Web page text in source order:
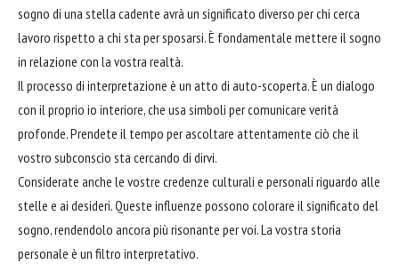
sogno di una stella cadente avrà un significato diverso per chi cerca
lavoro rispetto a chi sta per sposarsi. È fondamentale mettere il sogno
in relazione con la vostra realtà.
Il processo di interpretazione è un atto di auto-scoperta. È un dialogo
con il proprio io interiore, che usa simboli per comunicare verità
profonde. Prendete il tempo per ascoltare attentamente ciò che il
vostro subconscio sta cercando di dirvi.
Considerate anche le vostre credenze culturali e personali riguardo alle
stelle e ai desideri. Queste influenze possono colorare il significato del
sogno, rendendolo ancora più risonante per voi. La vostra storia
personale è un filtro interpretativo.